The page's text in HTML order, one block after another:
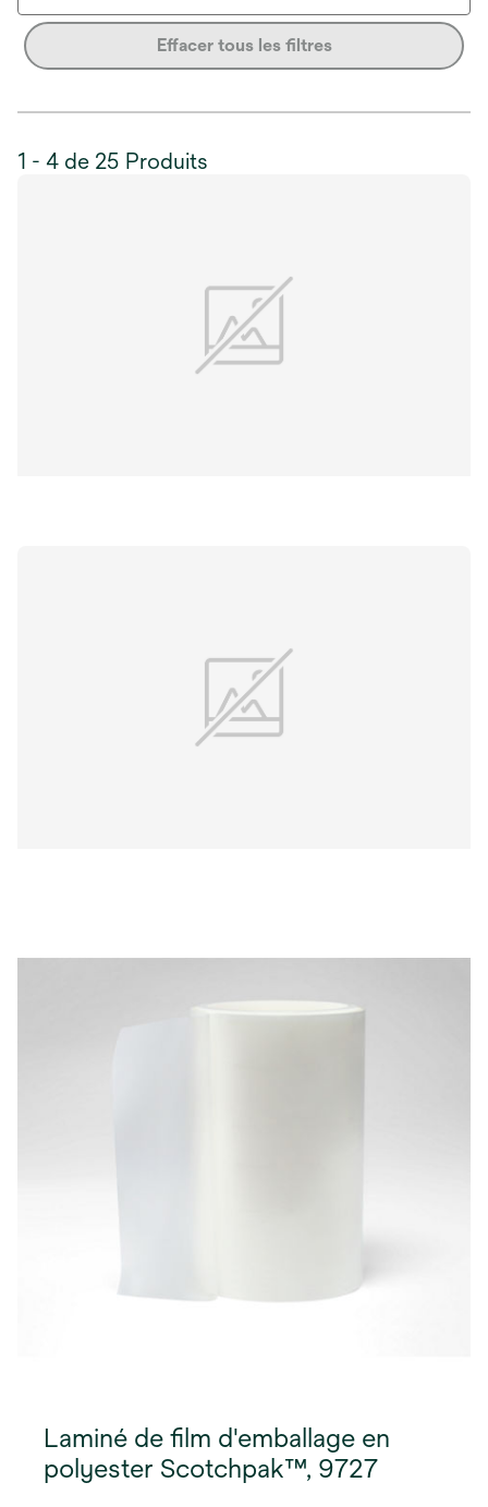
Effacer tous les filtres
1 - 4 de 25 Produits
Laminé de film d'emballage en
polyester Scotchpak™, 9727